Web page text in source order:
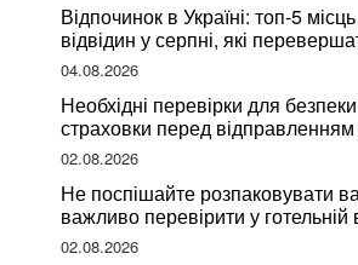
Відпочинок в Україні: топ-5
відвідин у серпні, які
закордонні враження
04.08.2026
Необхідні перевірки для
страховки перед
подорож
02.08.2026
Не поспішайте розпаковувати
важливо перевірити у готельній
за словами досвідченої
02.08.2026